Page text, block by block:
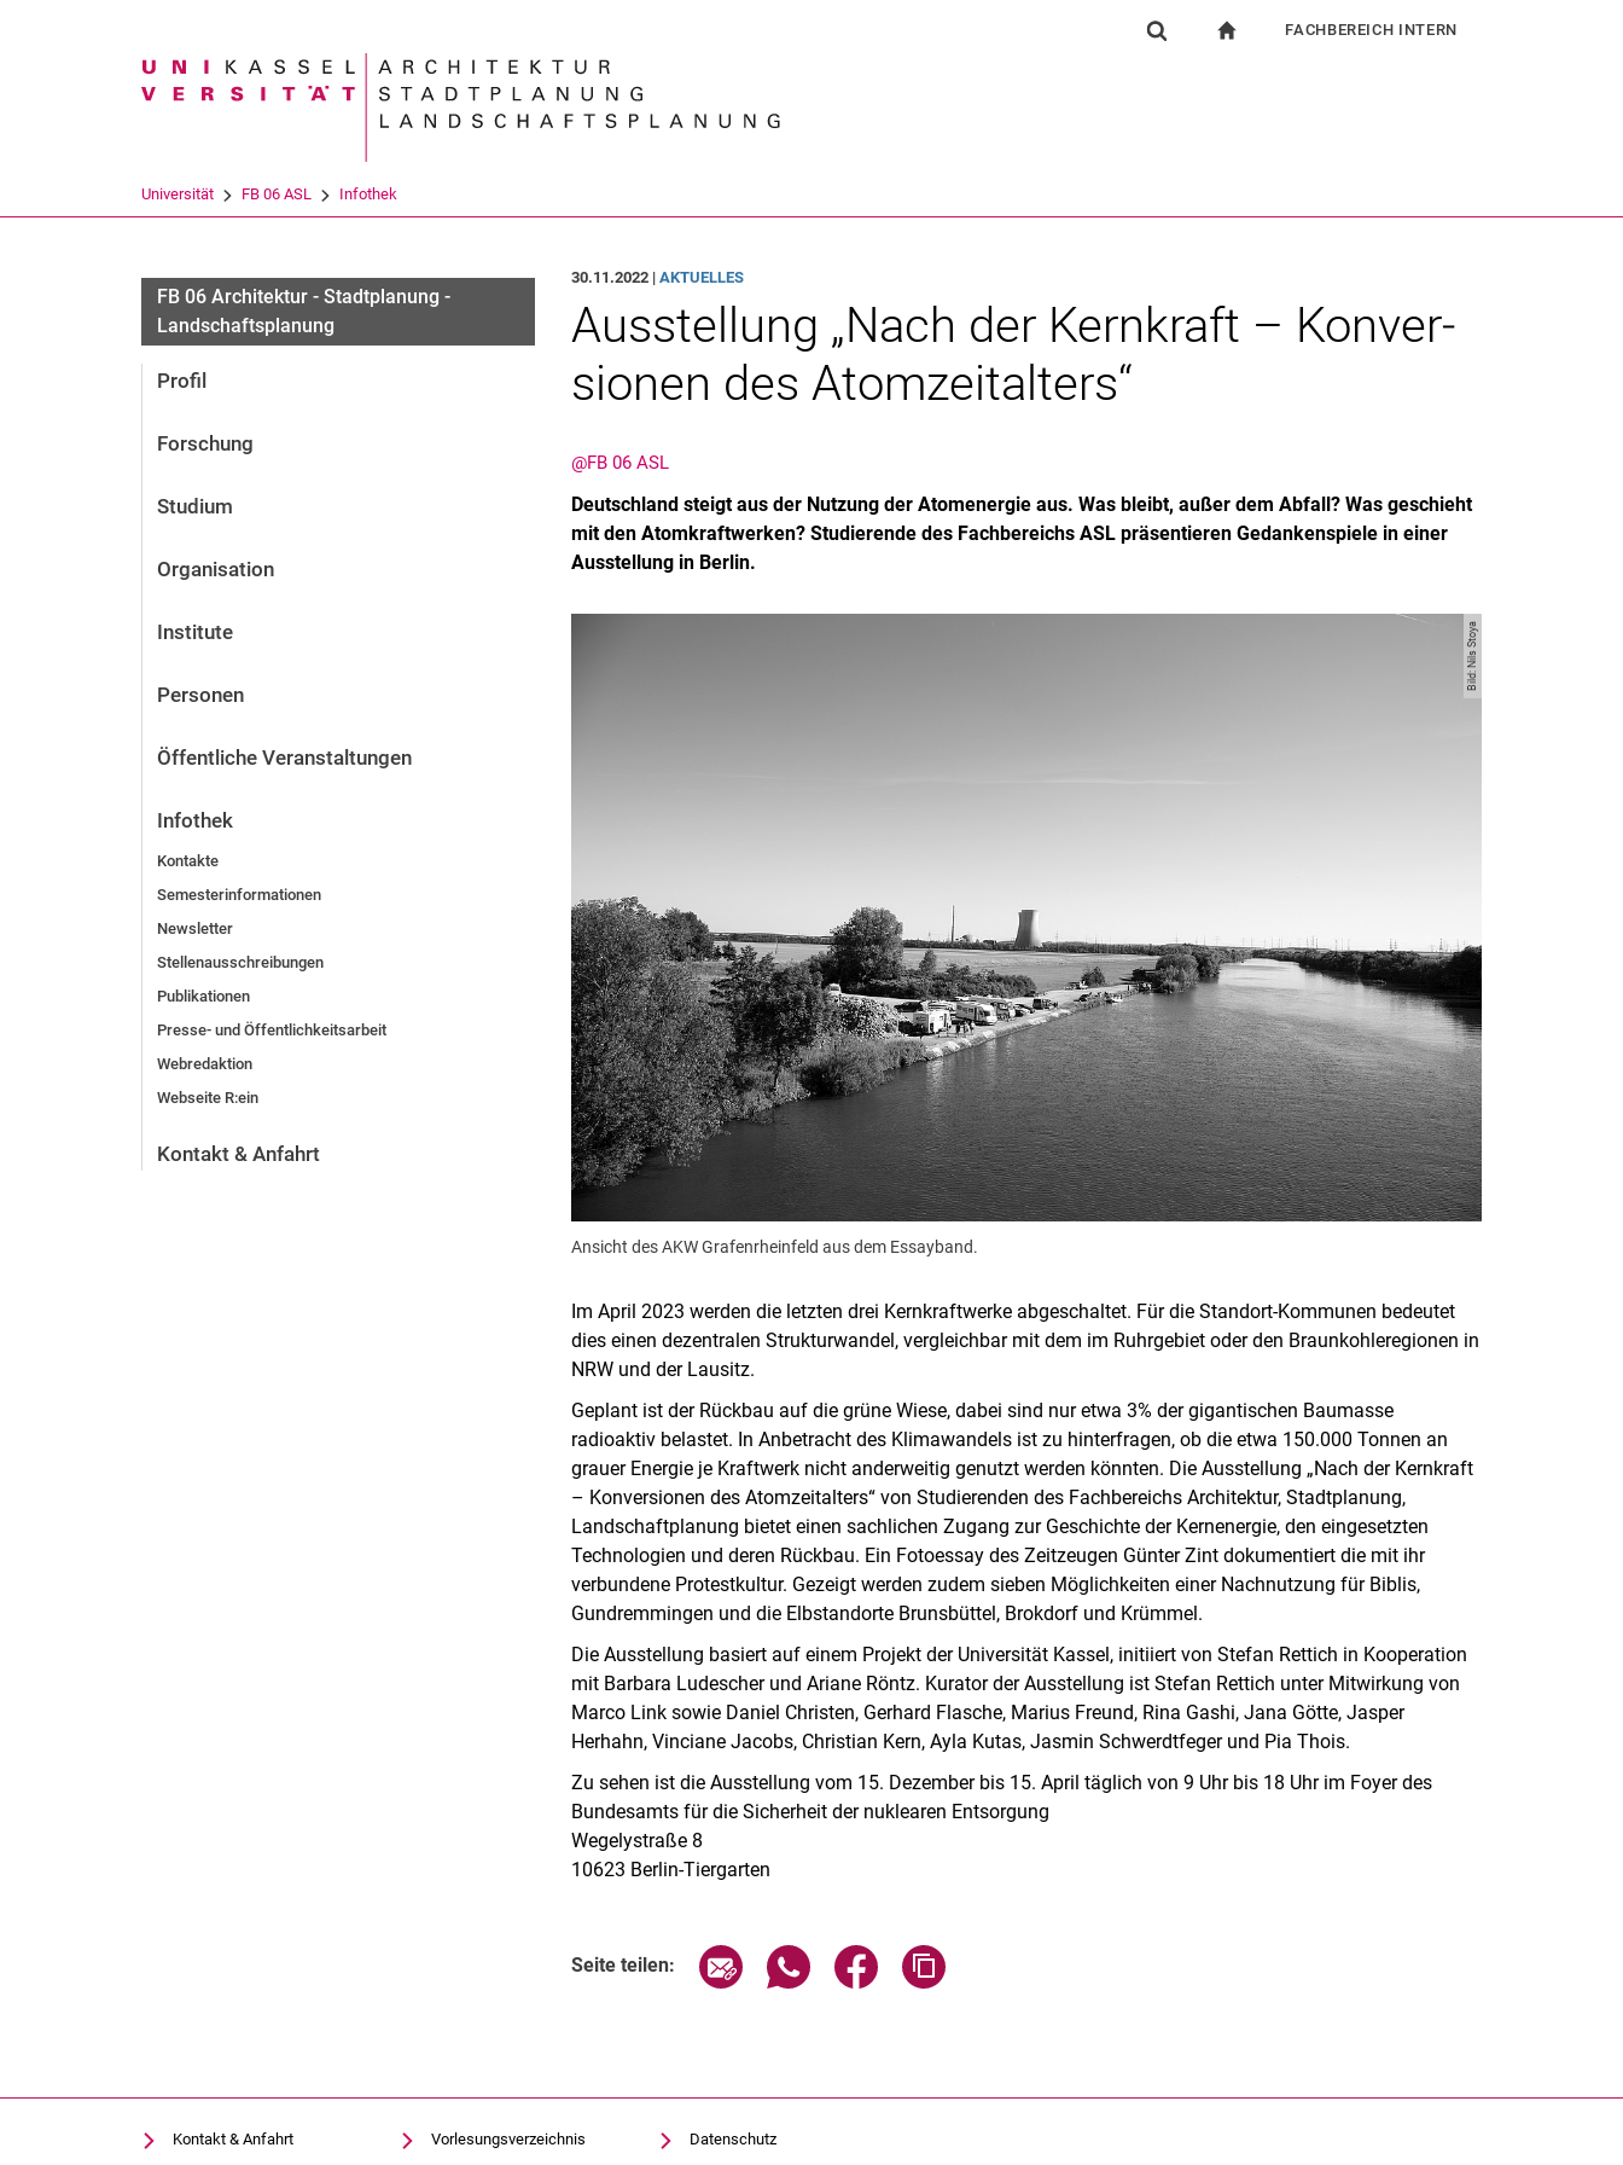
Suchbegriff
FACHBEREICH INTERN
Universität FB 06 ASL Infothek
FB 06 Architektur - Stadtplanung -
Landschaftsplanung
Profil
Forschung
Studium
Organisation
Institute
Personen
Öffentliche Veranstaltungen
Infothek
Kontakte
Semesterinformationen
Newsletter
Stellenausschreibungen
Publikationen
Presse- und Öffentlichkeitsarbeit
Webredaktion
Webseite R:ein
Kontakt & Anfahrt
30.11.2022 |AKTUELLES
Aus­stel­lung „Nach der Kern­kraft – Kon­ver­
sio­nen des Atom­zeit­al­ter­s“
@FB 06 ASL
Deutschland steigt aus der Nutzung der Atomenergie aus. Was bleibt, außer dem Abfall? Was geschieht
mit den Atomkraftwerken? Studierende des Fachbereichs ASL präsentieren Gedankenspiele in einer
Ausstellung in Berlin.
Bild: Nils Stoya
Ansicht des AKW Grafenrheinfeld aus dem Essayband.
Im April 2023 werden die letzten drei Kernkraftwerke abgeschaltet. Für die Standort-Kommunen bedeutet
dies einen dezentralen Strukturwandel, vergleichbar mit dem im Ruhrgebiet oder den Braunkohleregionen in
NRW und der Lausitz.
Geplant ist der Rückbau auf die grüne Wiese, dabei sind nur etwa 3% der gigantischen Baumasse
radioaktiv belastet. In Anbetracht des Klimawandels ist zu hinterfragen, ob die etwa 150.000 Tonnen an
grauer Energie je Kraftwerk nicht anderweitig genutzt werden könnten. Die Ausstellung „Nach der Kernkraft
– Konversionen des Atomzeitalters“ von Studierenden des Fachbereichs Architektur, Stadtplanung,
Landschaftplanung bietet einen sachlichen Zugang zur Geschichte der Kernenergie, den eingesetzten
Technologien und deren Rückbau. Ein Fotoessay des Zeitzeugen Günter Zint dokumentiert die mit ihr
verbundene Protestkultur. Gezeigt werden zudem sieben Möglichkeiten einer Nachnutzung für Biblis,
Gundremmingen und die Elbstandorte Brunsbüttel, Brokdorf und Krümmel.
Die Ausstellung basiert auf einem Projekt der Universität Kassel, initiiert von Stefan Rettich in Kooperation
mit Barbara Ludescher und Ariane Röntz. Kurator der Ausstellung ist Stefan Rettich unter Mitwirkung von
Marco Link sowie Daniel Christen, Gerhard Flasche, Marius Freund, Rina Gashi, Jana Götte, Jasper
Herhahn, Vinciane Jacobs, Christian Kern, Ayla Kutas, Jasmin Schwerdtfeger und Pia Thois.
Zu sehen ist die Ausstellung vom 15. Dezember bis 15. April täglich von 9 Uhr bis 18 Uhr im Foyer des
Bundesamts für die Sicherheit der nuklearen Entsorgung
Wegelystraße 8
10623 Berlin-Tiergarten
Seite teilen: Seite über E-Mail teilen
Seite über WhatsApp teilen (externer Link, öffnet neues Fenster)
Seite über Facebook teilen (externer Link, öffnet neues Fenster)
Kontakt & Anfahrt
Vorlesungsverzeichnis
Datenschutz